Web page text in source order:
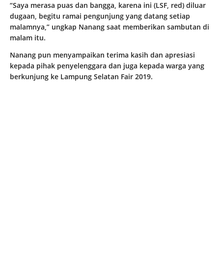
“Saya merasa puas dan bangga, karena ini (LSF, red) diluar
dugaan, begitu ramai pengunjung yang datang setiap
malamnya,” ungkap Nanang saat memberikan sambutan di
malam itu.
Nanang pun menyampaikan terima kasih dan apresiasi
kepada pihak penyelenggara dan juga kepada warga yang
berkunjung ke Lampung Selatan Fair 2019.